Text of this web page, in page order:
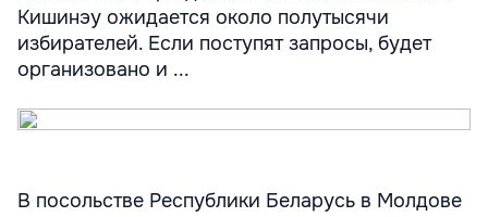
Кишинэу ожидается около полутысячи
избирателей. Если поступят запросы, будет
организовано и ...
В посольстве Республики Беларусь в Молдове